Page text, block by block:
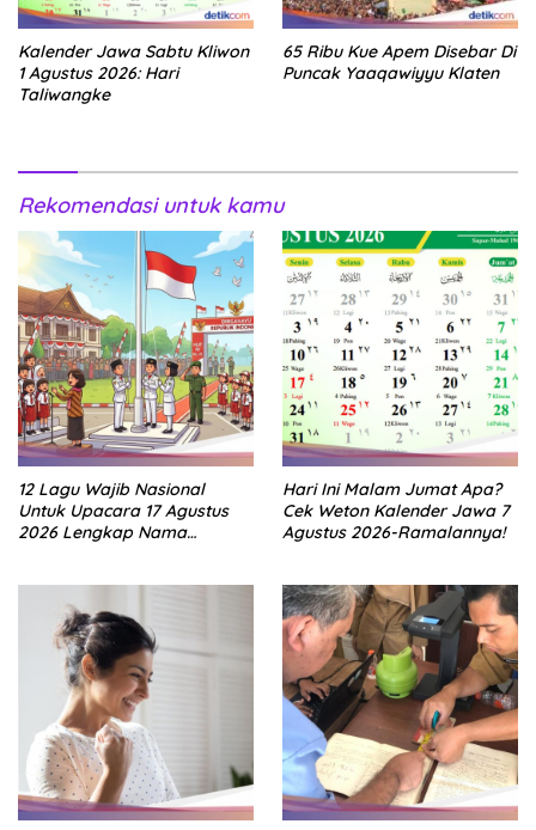
Kalender Jawa Sabtu Kliwon
1 Agustus 2026: Hari
Taliwangke
65 Ribu Kue Apem Disebar Di
Puncak Yaaqawiyyu Klaten
Rekomendasi untuk kamu
12 Lagu Wajib Nasional
Untuk Upacara 17 Agustus
2026 Lengkap Nama
Hari Ini Malam Jumat Apa?
Cek Weton Kalender Jawa 7
Agustus 2026-Ramalannya!